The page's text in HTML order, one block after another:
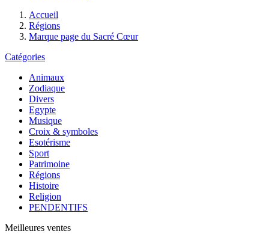
Accueil
Régions
Marque page du Sacré Cœur
Catégories
Animaux
Zodiaque
Divers
Egypte
Musique
Croix & symboles
Esotérisme
Sport
Patrimoine
Régions
Histoire
Religion
PENDENTIFS
Meilleures ventes